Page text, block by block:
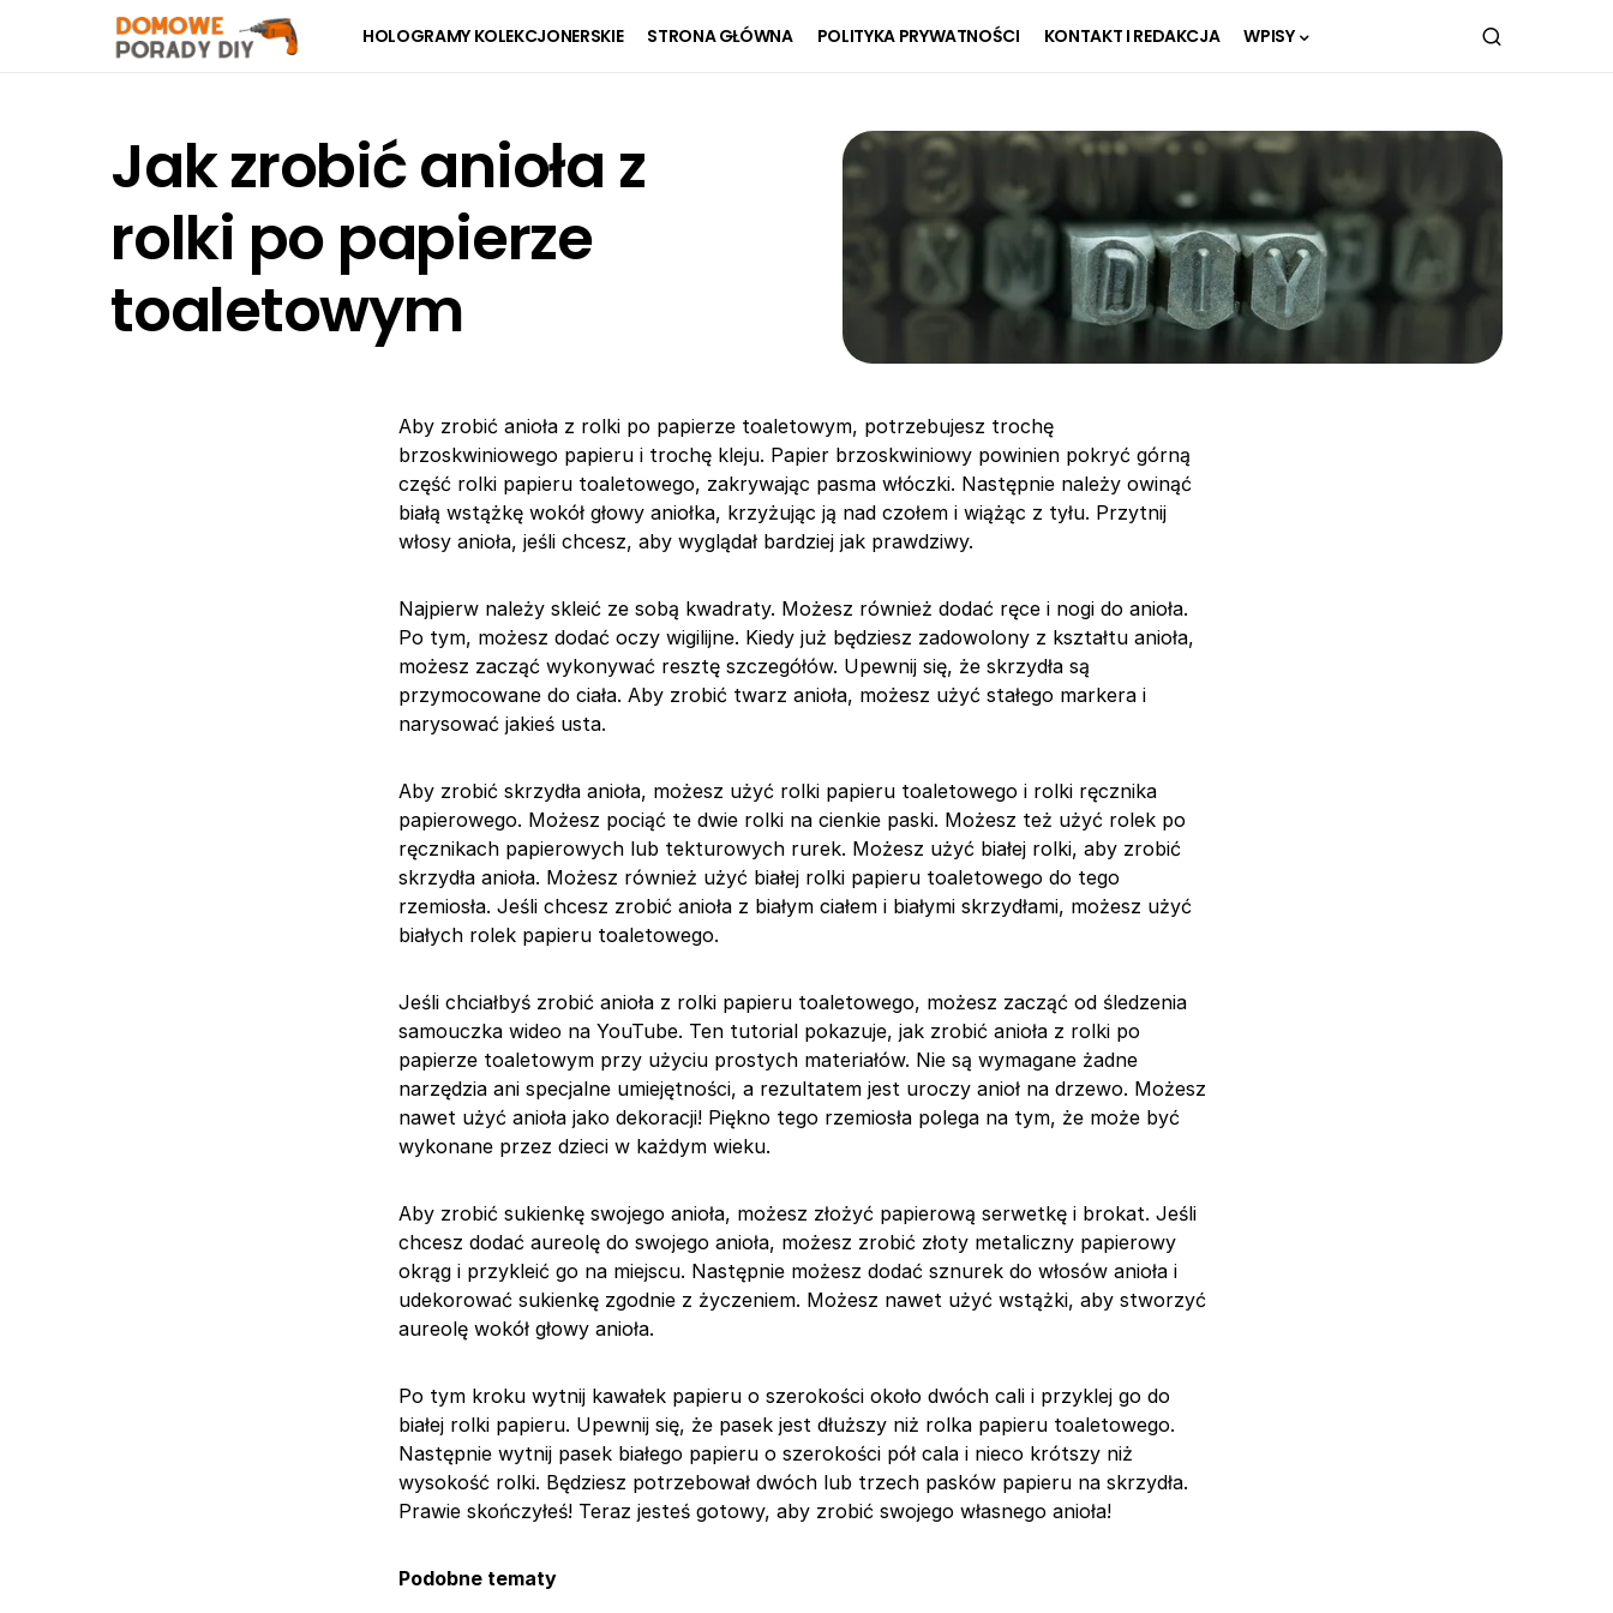
HOLOGRAMY KOLEKCJONERSKIE STRONA GŁÓWNA POLITYKA PRYWATNOŚCI KONTAKT I REDAKCJA WPISY
Jak zrobić anioła z
rolki po papierze
toaletowym
Aby zrobić anioła z rolki po papierze toaletowym, potrzebujesz trochę
brzoskwiniowego papieru i trochę kleju. Papier brzoskwiniowy powinien pokryć górną
część rolki papieru toaletowego, zakrywając pasma włóczki. Następnie należy owinąć
białą wstążkę wokół głowy aniołka, krzyżując ją nad czołem i wiążąc z tyłu. Przytnij
włosy anioła, jeśli chcesz, aby wyglądał bardziej jak prawdziwy.
Najpierw należy skleić ze sobą kwadraty. Możesz również dodać ręce i nogi do anioła.
Po tym, możesz dodać oczy wigilijne. Kiedy już będziesz zadowolony z kształtu anioła,
możesz zacząć wykonywać resztę szczegółów. Upewnij się, że skrzydła są
przymocowane do ciała. Aby zrobić twarz anioła, możesz użyć stałego markera i
narysować jakieś usta.
Aby zrobić skrzydła anioła, możesz użyć rolki papieru toaletowego i rolki ręcznika
papierowego. Możesz pociąć te dwie rolki na cienkie paski. Możesz też użyć rolek po
ręcznikach papierowych lub tekturowych rurek. Możesz użyć białej rolki, aby zrobić
skrzydła anioła. Możesz również użyć białej rolki papieru toaletowego do tego
rzemiosła. Jeśli chcesz zrobić anioła z białym ciałem i białymi skrzydłami, możesz użyć
białych rolek papieru toaletowego.
Jeśli chciałbyś zrobić anioła z rolki papieru toaletowego, możesz zacząć od śledzenia
samouczka wideo na YouTube. Ten tutorial pokazuje, jak zrobić anioła z rolki po
papierze toaletowym przy użyciu prostych materiałów. Nie są wymagane żadne
narzędzia ani specjalne umiejętności, a rezultatem jest uroczy anioł na drzewo. Możesz
nawet użyć anioła jako dekoracji! Piękno tego rzemiosła polega na tym, że może być
wykonane przez dzieci w każdym wieku.
Aby zrobić sukienkę swojego anioła, możesz złożyć papierową serwetkę i brokat. Jeśli
chcesz dodać aureolę do swojego anioła, możesz zrobić złoty metaliczny papierowy
okrąg i przykleić go na miejscu. Następnie możesz dodać sznurek do włosów anioła i
udekorować sukienkę zgodnie z życzeniem. Możesz nawet użyć wstążki, aby stworzyć
aureolę wokół głowy anioła.
Po tym kroku wytnij kawałek papieru o szerokości około dwóch cali i przyklej go do
białej rolki papieru. Upewnij się, że pasek jest dłuższy niż rolka papieru toaletowego.
Następnie wytnij pasek białego papieru o szerokości pół cala i nieco krótszy niż
wysokość rolki. Będziesz potrzebował dwóch lub trzech pasków papieru na skrzydła.
Prawie skończyłeś! Teraz jesteś gotowy, aby zrobić swojego własnego anioła!
Podobne tematy